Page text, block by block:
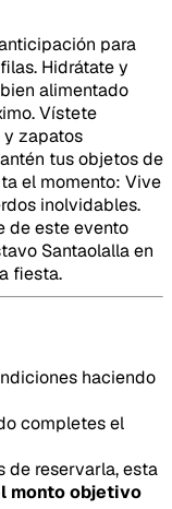
para
Hidrátate y
alimentado
Vístete
zapatos
tus objetos de
el momento: Vive
inolvidables.
de este evento
Santaolalla en
fiesta.
haciendo
completes el
de reservarla, esta
monto objetivo